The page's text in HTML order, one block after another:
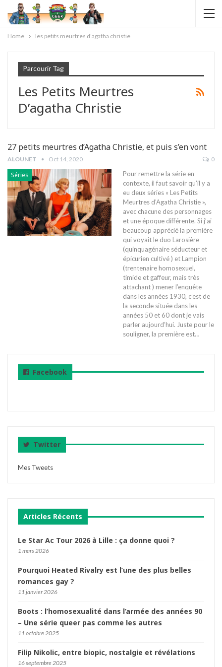
Home les petits meurtres d’agatha christie
Parcourir Tag
Les Petits Meurtres
D’agatha Christie
27 petits meurtres d’Agatha Christie, et puis s’en vont
ALOUNET Oct 14, 2020 0
Séries
Pour remettre la série en
contexte, il faut savoir qu’il y a
eu deux séries « Les Petits
Meurtres d’Agatha Christie »,
avec chacune des personnages
et une époque différente. Si j’ai
beaucoup apprécié la première
qui voyait le duo Larosière
(quinquagénaire séducteur et
épicurien cultivé ) et Lampion
(trentenaire homosexuel,
timide et gaffeur, mais très
attachant ) mener l’enquête
dans les années 1930, c’est de
la seconde située dans les
années 50 et 60 dont je vais
parler aujourd’hui. Juste pour le
souligner, la première est…
Facebook
Twitter
Mes Tweets
Articles Récents
Le Star Ac Tour 2026 à Lille : ça donne quoi ?
1 mars 2026
Pourquoi Heated Rivalry est l’une des plus belles
romances gay ?
11 janvier 2026
Boots : l’homosexualité dans l’armée des années 90
– Une série queer pas comme les autres
11 octobre 2025
Filip Nikolic, entre biopic, nostalgie et révélations
16 septembre 2025